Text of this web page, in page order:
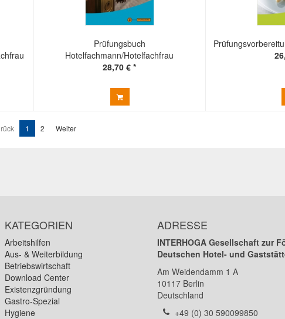
Prüfungsbuch
Hotelfachmann/Hotelfachfrau
28,70 € *
1 2 Weiter
KATEGORIEN
Arbeitshilfen
Aus- & Weiterbildung
Betriebswirtschaft
Download Center
Existenzgründung
Gastro-Spezial
Hygiene
ADRESSE
INTERHOGA Gesellschaft zur
Deutschen Hotel- und
Am Weidendamm 1 A
10117 Berlin
Deutschland
Telefon:
+49 (0) 30 590099850